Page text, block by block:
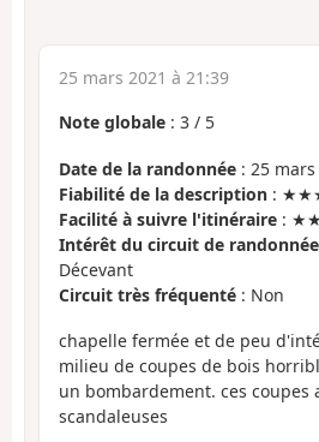
25 mars 2021 à 21:39
Note globale : 3 / 5
Date de la randonnée : 25 mars
Fiabilité de la description :
Facilité à suivre l'itinéraire :
Intérêt du circuit de randonnée
Décevant
Circuit très fréquenté : Non
chapelle fermée et de peu
milieu de coupes de bois
un bombardement. ces coupes
scandaleuses